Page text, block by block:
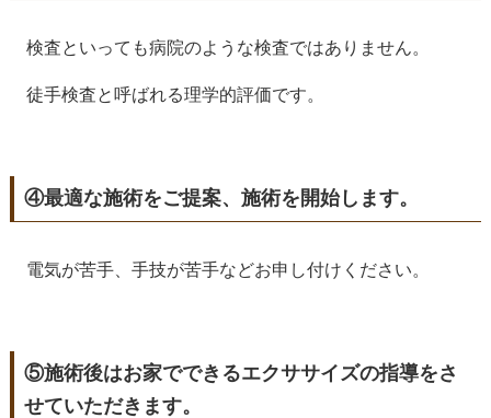
検査といっても病院のような検査ではありません。
徒手検査と呼ばれる理学的評価です。
④最適な施術をご提案、施術を開始します。
電気が苦手、手技が苦手などお申し付けください。
⑤施術後はお家でできるエクササイズの指導をさ
せていただきます。